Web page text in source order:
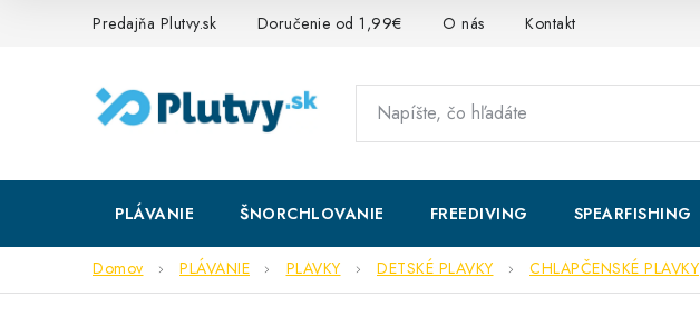
Predajňa Plutvy.sk Doručenie od 1,99€ O nás Kontakt
PLÁVANIE ŠNORCHLOVANIE FREEDIVING SPEARFISHING
Domov PLÁVANIE PLAVKY DETSKÉ PLAVKY CHLAPČENSKÉ PLAVKY